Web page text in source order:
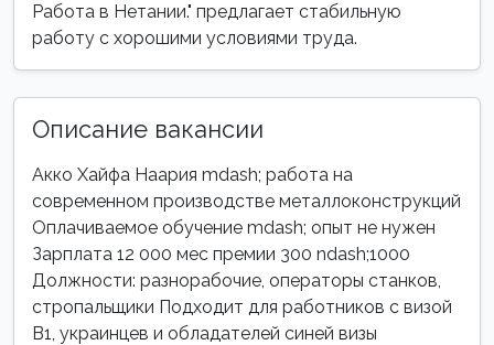
Работа в Нетании." предлагает стабильную
работу с хорошими условиями труда.
Описание вакансии
Акко Хайфа Наария mdash; работа на
современном производстве металлоконструкций
Оплачиваемое обучение mdash; опыт не нужен
Зарплата 12 000 мес премии 300 ndash;1000
Должности: разнорабочие, операторы станков,
стропальщики Подходит для работников с визой
B1, украинцев и обладателей синей визы